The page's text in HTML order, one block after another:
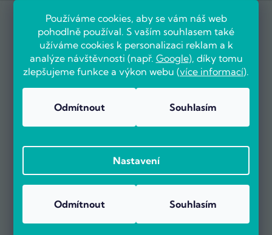
Používáme cookies, aby se vám náš web
pohodlně používal. S vaším souhlasem také
užíváme cookies k personalizaci reklam a k
analýze návštěvnosti (např. Google), díky tomu
zlepšujeme funkce a výkon webu (více informací).
Odmítnout Souhlasím
Nastavení
Odmítnout Souhlasím